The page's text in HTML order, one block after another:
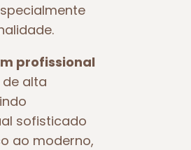
profissional
alta
sofisticado
ao moderno,